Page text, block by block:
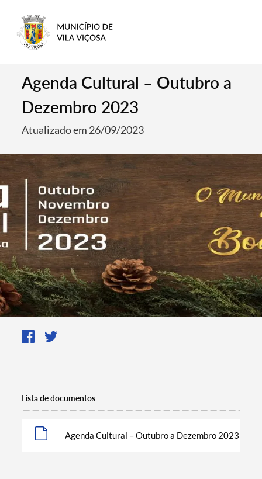
Agenda Cultural – Outubro a
Dezembro 2023
Atualizado em 26/09/2023
Lista de documentos
Agenda Cultural – Outubro a Dezembro 2023